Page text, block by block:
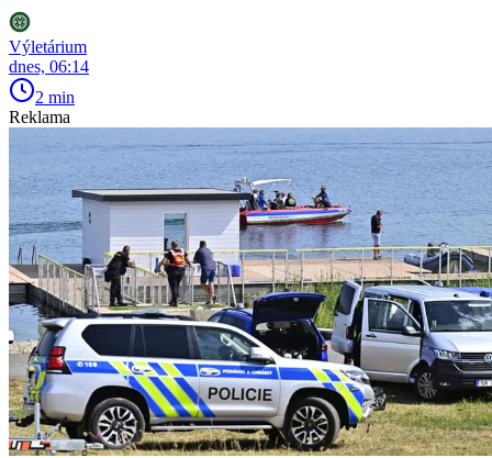
Výletárium
dnes, 06:14
2 min
Reklama